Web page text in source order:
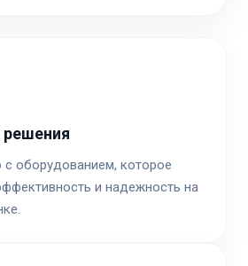
с оборудованием, которое
и надежность на